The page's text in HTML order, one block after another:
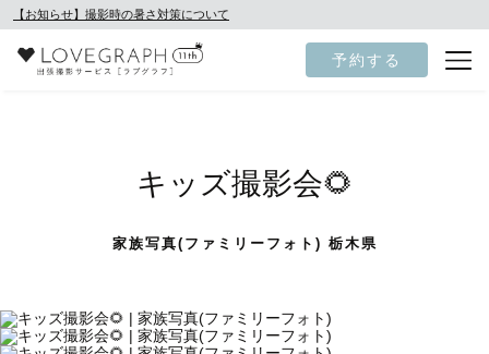
【お知らせ】撮影時の暑さ対策について
予約する
キッズ撮影会🌻
家族写真(ファミリーフォト) 栃木県